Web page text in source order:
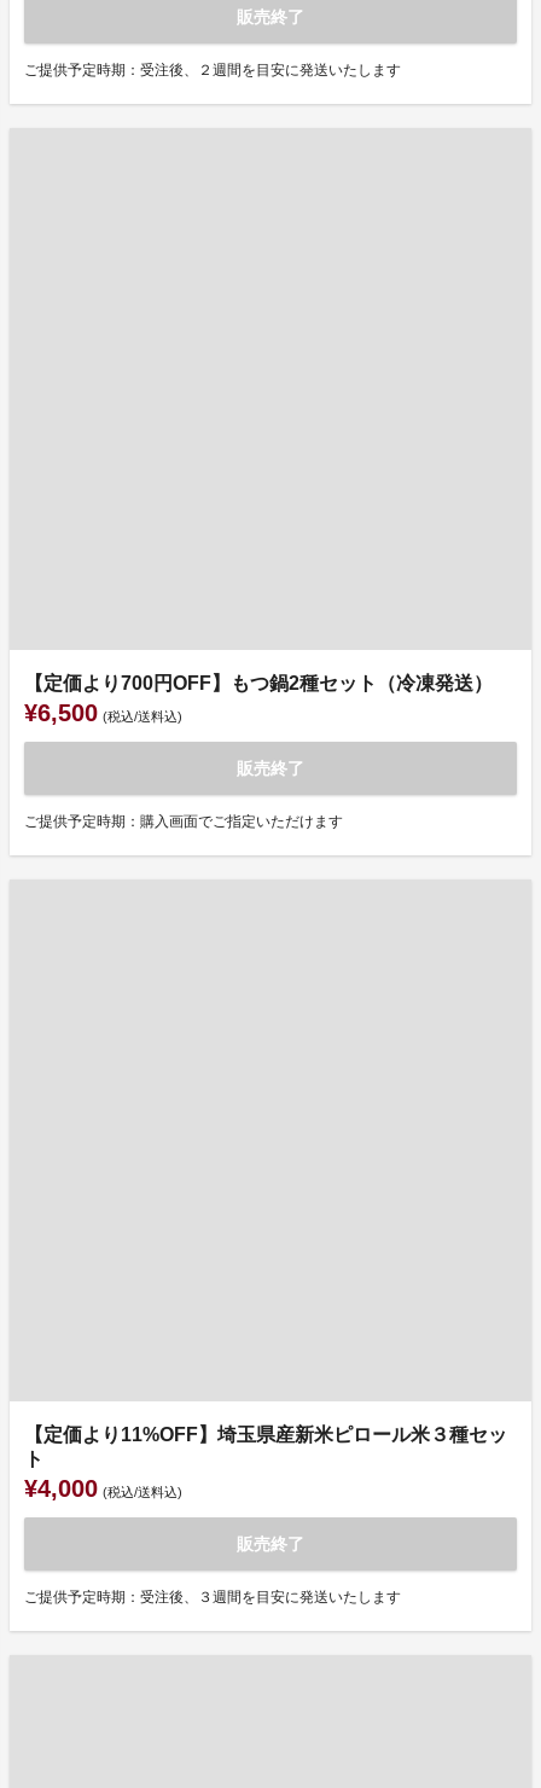
販売終了
ご提供予定時期：受注後、２週間を目安に発送いたします
【定価より700円OFF】もつ鍋2種セット（冷凍発送）
¥6,500 (税込/送料込)
販売終了
ご提供予定時期：購入画面でご指定いただけます
【定価より11%OFF】埼玉県産新米ピロール米３種セッ
ト
¥4,000 (税込/送料込)
販売終了
ご提供予定時期：受注後、３週間を目安に発送いたします